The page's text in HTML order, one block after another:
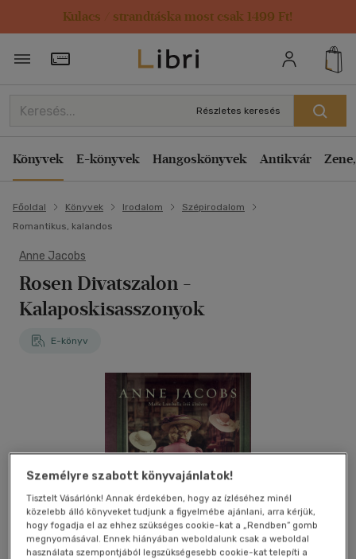
Kulacs / strandtáska most csak 1499 Ft!
Törzsvásárlói Kártya adatai
Részletes keresés
Könyvek E-könyvek Hangoskönyvek Antikvár
Főoldal Könyvek Irodalom
Szépirodalom
Romantikus, kalandos
Anne Jacobs
Rosen Divatszalon -
Kalaposkisasszonyok
E-könyv
Személyre szabott könyvajánlatok!
Tisztelt Vásárlónk! Annak érdekében, hogy az ízléséhez minél
közelebb álló könyveket tudjunk a figyelmébe ajánlani, arra kérjük,
hogy fogadja el az ehhez szükséges cookie-kat a „Rendben” gomb
megnyomásával. Ennek hiányában weboldalunk csak a weboldal
használata szempontjából legszükségesebb cookie-kat telepíti a